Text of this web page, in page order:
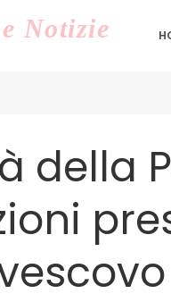
Notizie
della